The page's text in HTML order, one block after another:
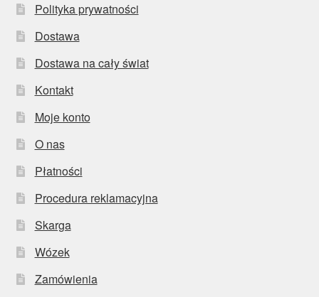
Polityka prywatności
Dostawa
Dostawa na cały świat
Kontakt
Moje konto
O nas
Płatności
Procedura reklamacyjna
Skarga
Wózek
Zamówienia